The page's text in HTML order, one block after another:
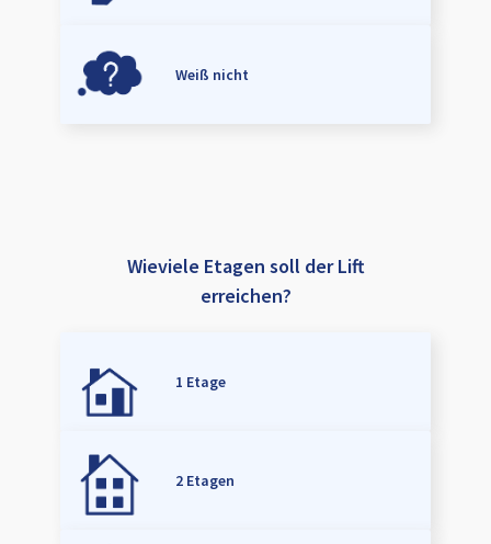
Weiß nicht
Wieviele Etagen soll der Lift
erreichen?
1 Etage
2 Etagen